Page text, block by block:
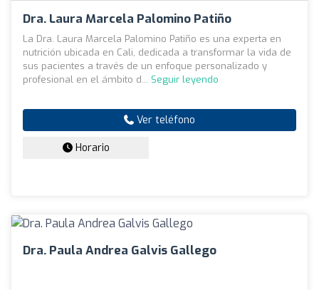
Dra. Laura Marcela Palomino Patiño
La Dra. Laura Marcela Palomino Patiño es una experta en
nutrición ubicada en Cali, dedicada a transformar la vida de
sus pacientes a través de un enfoque personalizado y
profesional en el ámbito d... Seguir leyendo
Ver teléfono
Horario
Dra. Paula Andrea Galvis Gallego